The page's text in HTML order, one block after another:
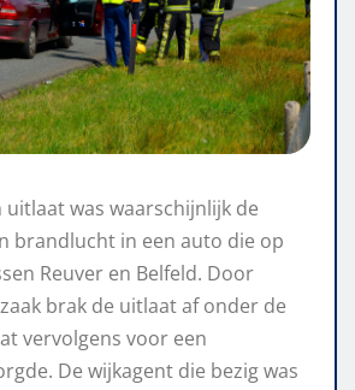
uitlaat was waarschijnlijk de
brandlucht in een auto die op
Reuver en Belfeld. Door
brak de uitlaat af onder de
vervolgens voor een
De wijkagent die bezig was